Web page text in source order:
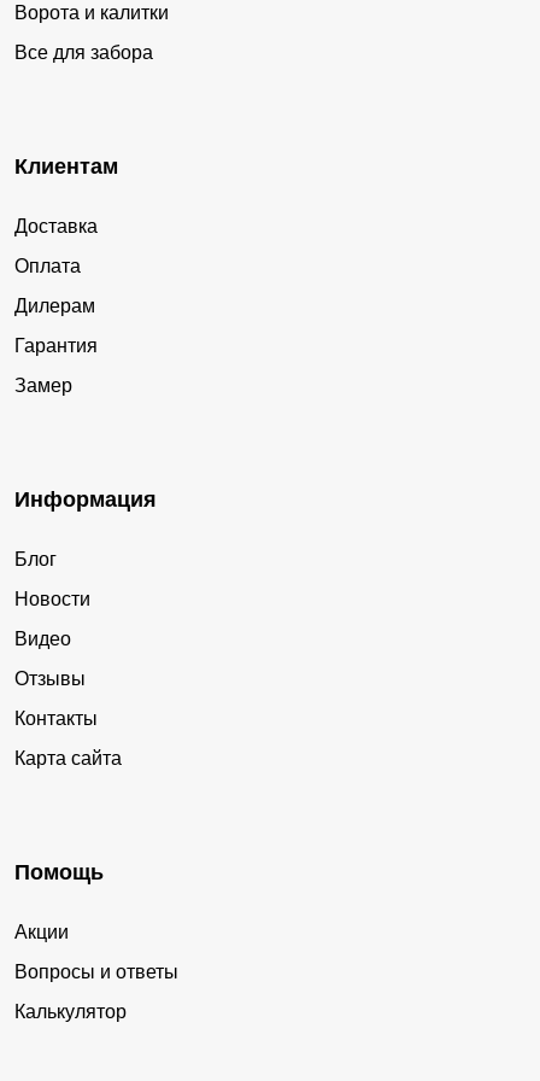
Ворота и калитки
Все для забора
Клиентам
Доставка
Оплата
Дилерам
Гарантия
Замер
Информация
Блог
Новости
Видео
Отзывы
Контакты
Карта сайта
Помощь
Акции
Вопросы и ответы
Калькулятор